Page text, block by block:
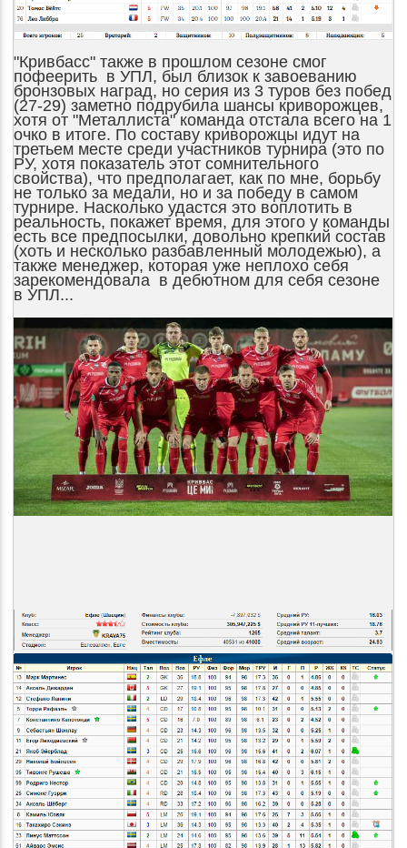
"Кривбасс" также в прошлом сезоне смог
пофеерить в УПЛ, был близок к завоеванию
бронзовых наград, но серия из 3 туров без побед
(27-29) заметно подрубила шансы криворожцев,
хотя от "Металлиста" команда отстала всего на 1
очко в итоге. По составу криворожцы идут на
третьем месте среди участников турнира (это по
РУ, хотя показатель этот сомнительного
свойства), что предполагает, как по мне, борьбу
не только за медали, но и за победу в самом
турнире. Насколько удастся это воплотить в
реальность, покажет время, для этого у команды
есть все предпосылки, довольно крепкий состав
(хоть и несколько разбавленный молодежью), а
также менеджер, которая уже неплохо себя
зарекомендовала в дебютном для себя сезоне
в УПЛ...